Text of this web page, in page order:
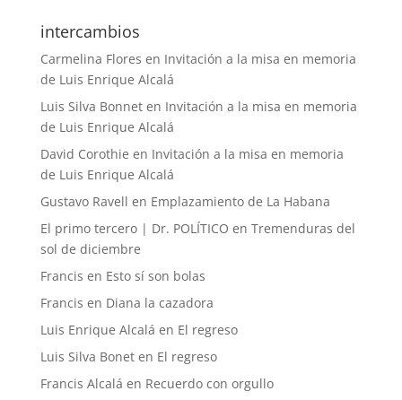
intercambios
Carmelina Flores en Invitación a la misa en memoria
de Luis Enrique Alcalá
Luis Silva Bonneten Invitación a la misa en memoria
de Luis Enrique Alcalá
David Corothie en Invitación a la misa en memoria
de Luis Enrique Alcalá
Gustavo Ravell en Emplazamiento de La Habana
El primo tercero | Dr. POLÍTICO en Tremenduras del
sol de diciembre
Francis en Esto sí son bolas
Francis en Diana la cazadora
Luis Enrique Alcalá en El regreso
Luis Silva Boneten El regreso
Francis Alcalá en Recuerdo con orgullo